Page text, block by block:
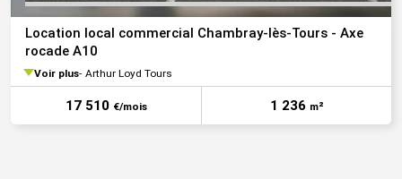
Location local commercial Chambray-lès-Tours - Axe
rocade A10
Voir plus Arthur Loyd Tours
17 510 €/mois 1 236 m²